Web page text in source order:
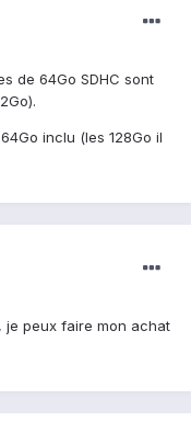
de 64Go SDHC sont
inclu (les 128Go il
je peux faire mon achat